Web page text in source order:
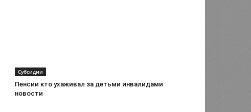
Субсидии
Пенсии кто ухаживал за детьми инвалидами
новости